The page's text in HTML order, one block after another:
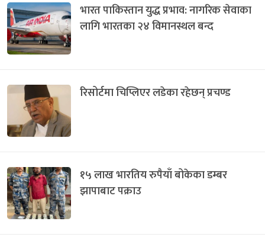
भारत पाकिस्तान युद्ध प्रभाव: नागरिक सेवाका
लागि भारतका २४ विमानस्थल बन्द
रिसोर्टमा चिप्लिएर लडेका रहेछन् प्रचण्ड
१५ लाख भारतिय रुपैयाँ बोकेका डम्बर
झापाबाट पक्राउ